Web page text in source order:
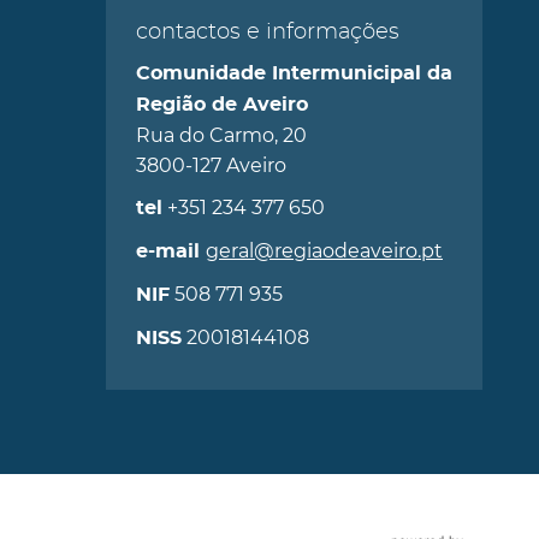
contactos e informações
Comunidade Intermunicipal da
Região de Aveiro
Rua do Carmo, 20
3800-127 Aveiro
tel +351 234 377 650
e-mail geral@regiaodeaveiro.pt
NIF508 771 935
NISS20018144108